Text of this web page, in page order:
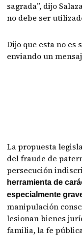
sagrada”, dijo
no debe ser
Dijo que esta no es
enviando un
La propuesta
del fraude de
persecución
herramienta de
especialmente
manipulación
lesionan bienes
familia, la fe